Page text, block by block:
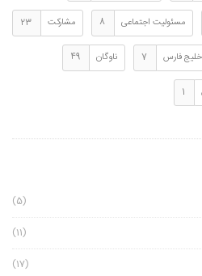
4 کارگروه تخصصی 5
مسئولیت اجتماعی 8 مشارکت
فارس
(5)
(11)